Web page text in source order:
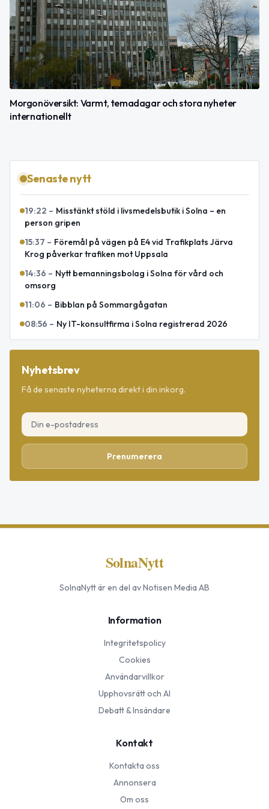
Morgonöversikt: Varmt, temadagar och stora nyheter
internationellt
Senaste nytt
19:22 – Misstänkt stöld i livsmedelsbutik i Solna – en
person gripen
15:37 – Föremål på vägen på E4 vid Trafikplats Järva
Krog påverkar trafiken mot Uppsala
14:36 – Nytt bemanningsbolag i Solna för vård och
omsorg
11:06 – Bibblan på Sommargågatan
08:56 – Ny IT-konsultfirma i Solna registrerad 2026
Nyhetsbrev
Få de senaste nyheterna direkt i din inkorg.
Prenumerera
SolnaNytt
SolnaNyttär en del av Notisen Media AB
Information
Integritetspolicy
Cookies
Användarvillkor
Upphovsrätt och AI
Debatt & Insändare
Kontakt
Kontakta oss
Annonsera
Om oss